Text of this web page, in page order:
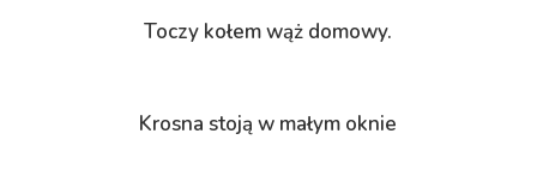
Toczy kołem wąż domowy.
Krosna stoją w małym oknie